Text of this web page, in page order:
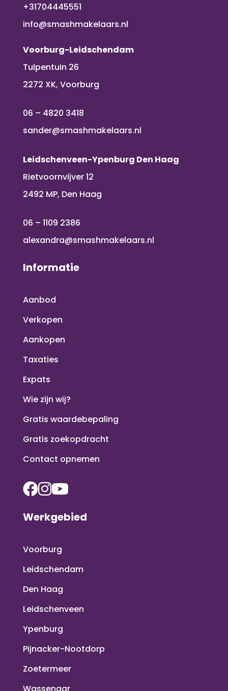
+31704445551
info@smashmakelaars.nl
Voorburg-Leidschendam
Tulpentuin 26
2272 XK, Voorburg
06 – 4820 3418
sander@smashmakelaars.nl
Leidschenveen-Ypenburg Den Haag
Rietvoornvijver 12
2492 MP, Den Haag
06 – 1109 2386
alexandra@smashmakelaars.nl
Informatie
Aanbod
Verkopen
Aankopen
Taxaties
Expats
Wie zijn wij?
Gratis waardebepaling
Gratis zoekopdracht
Contact opnemen
Werkgebied
Voorburg
Leidschendam
Den Haag
Leidschenveen
Ypenburg
Pijnacker-Nootdorp
Zoetermeer
Wassenaar